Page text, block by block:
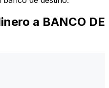
a BANCO DE